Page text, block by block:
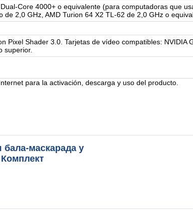
Core 4000+ o equivalente (para computadoras que
2,0 GHz, AMD Turion 64 X2 TL-62 de 2,0 GHz o
Pixel Shader 3.0. Tarjetas de vídeo compatibles: NVIDIA
superior.
para la activación, descarga y uso del producto.
маскарада у